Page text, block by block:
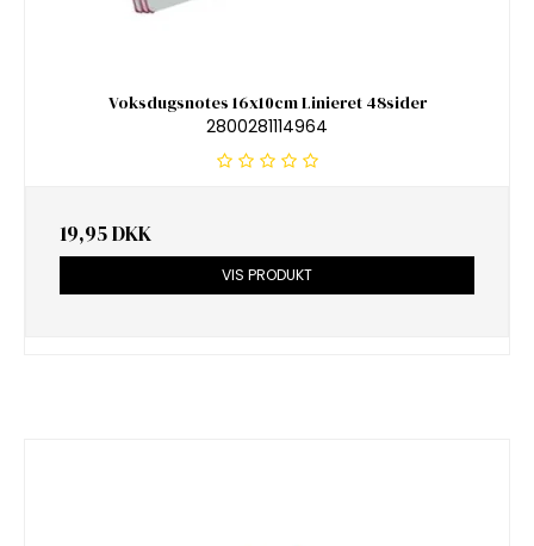
Voksdugsnotes 16x10cm Linieret 48sider
2800281114964
19,95 DKK
VIS PRODUKT